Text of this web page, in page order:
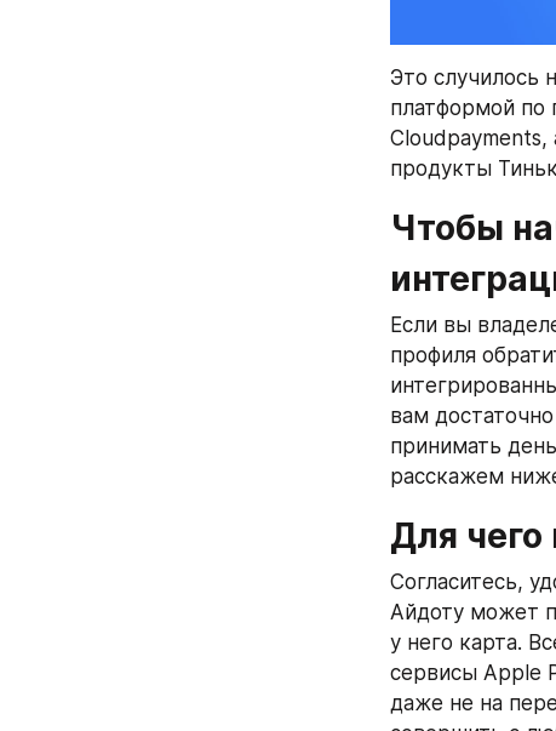
Это случилось
платформой по
Cloudpayments,
продукты
Чтобы
Если вы
профиля
вам
принимать
расскажем
Для
Согласитесь,
Айдоту может
у него карта.
сервисы Apple
даже не на